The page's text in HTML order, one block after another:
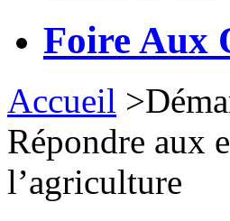
Foire Aux
Accueil >
Répondre aux
l’agriculture